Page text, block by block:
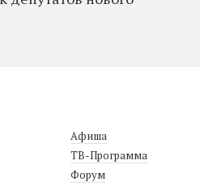
Афиша
ТВ-Программа
Форум